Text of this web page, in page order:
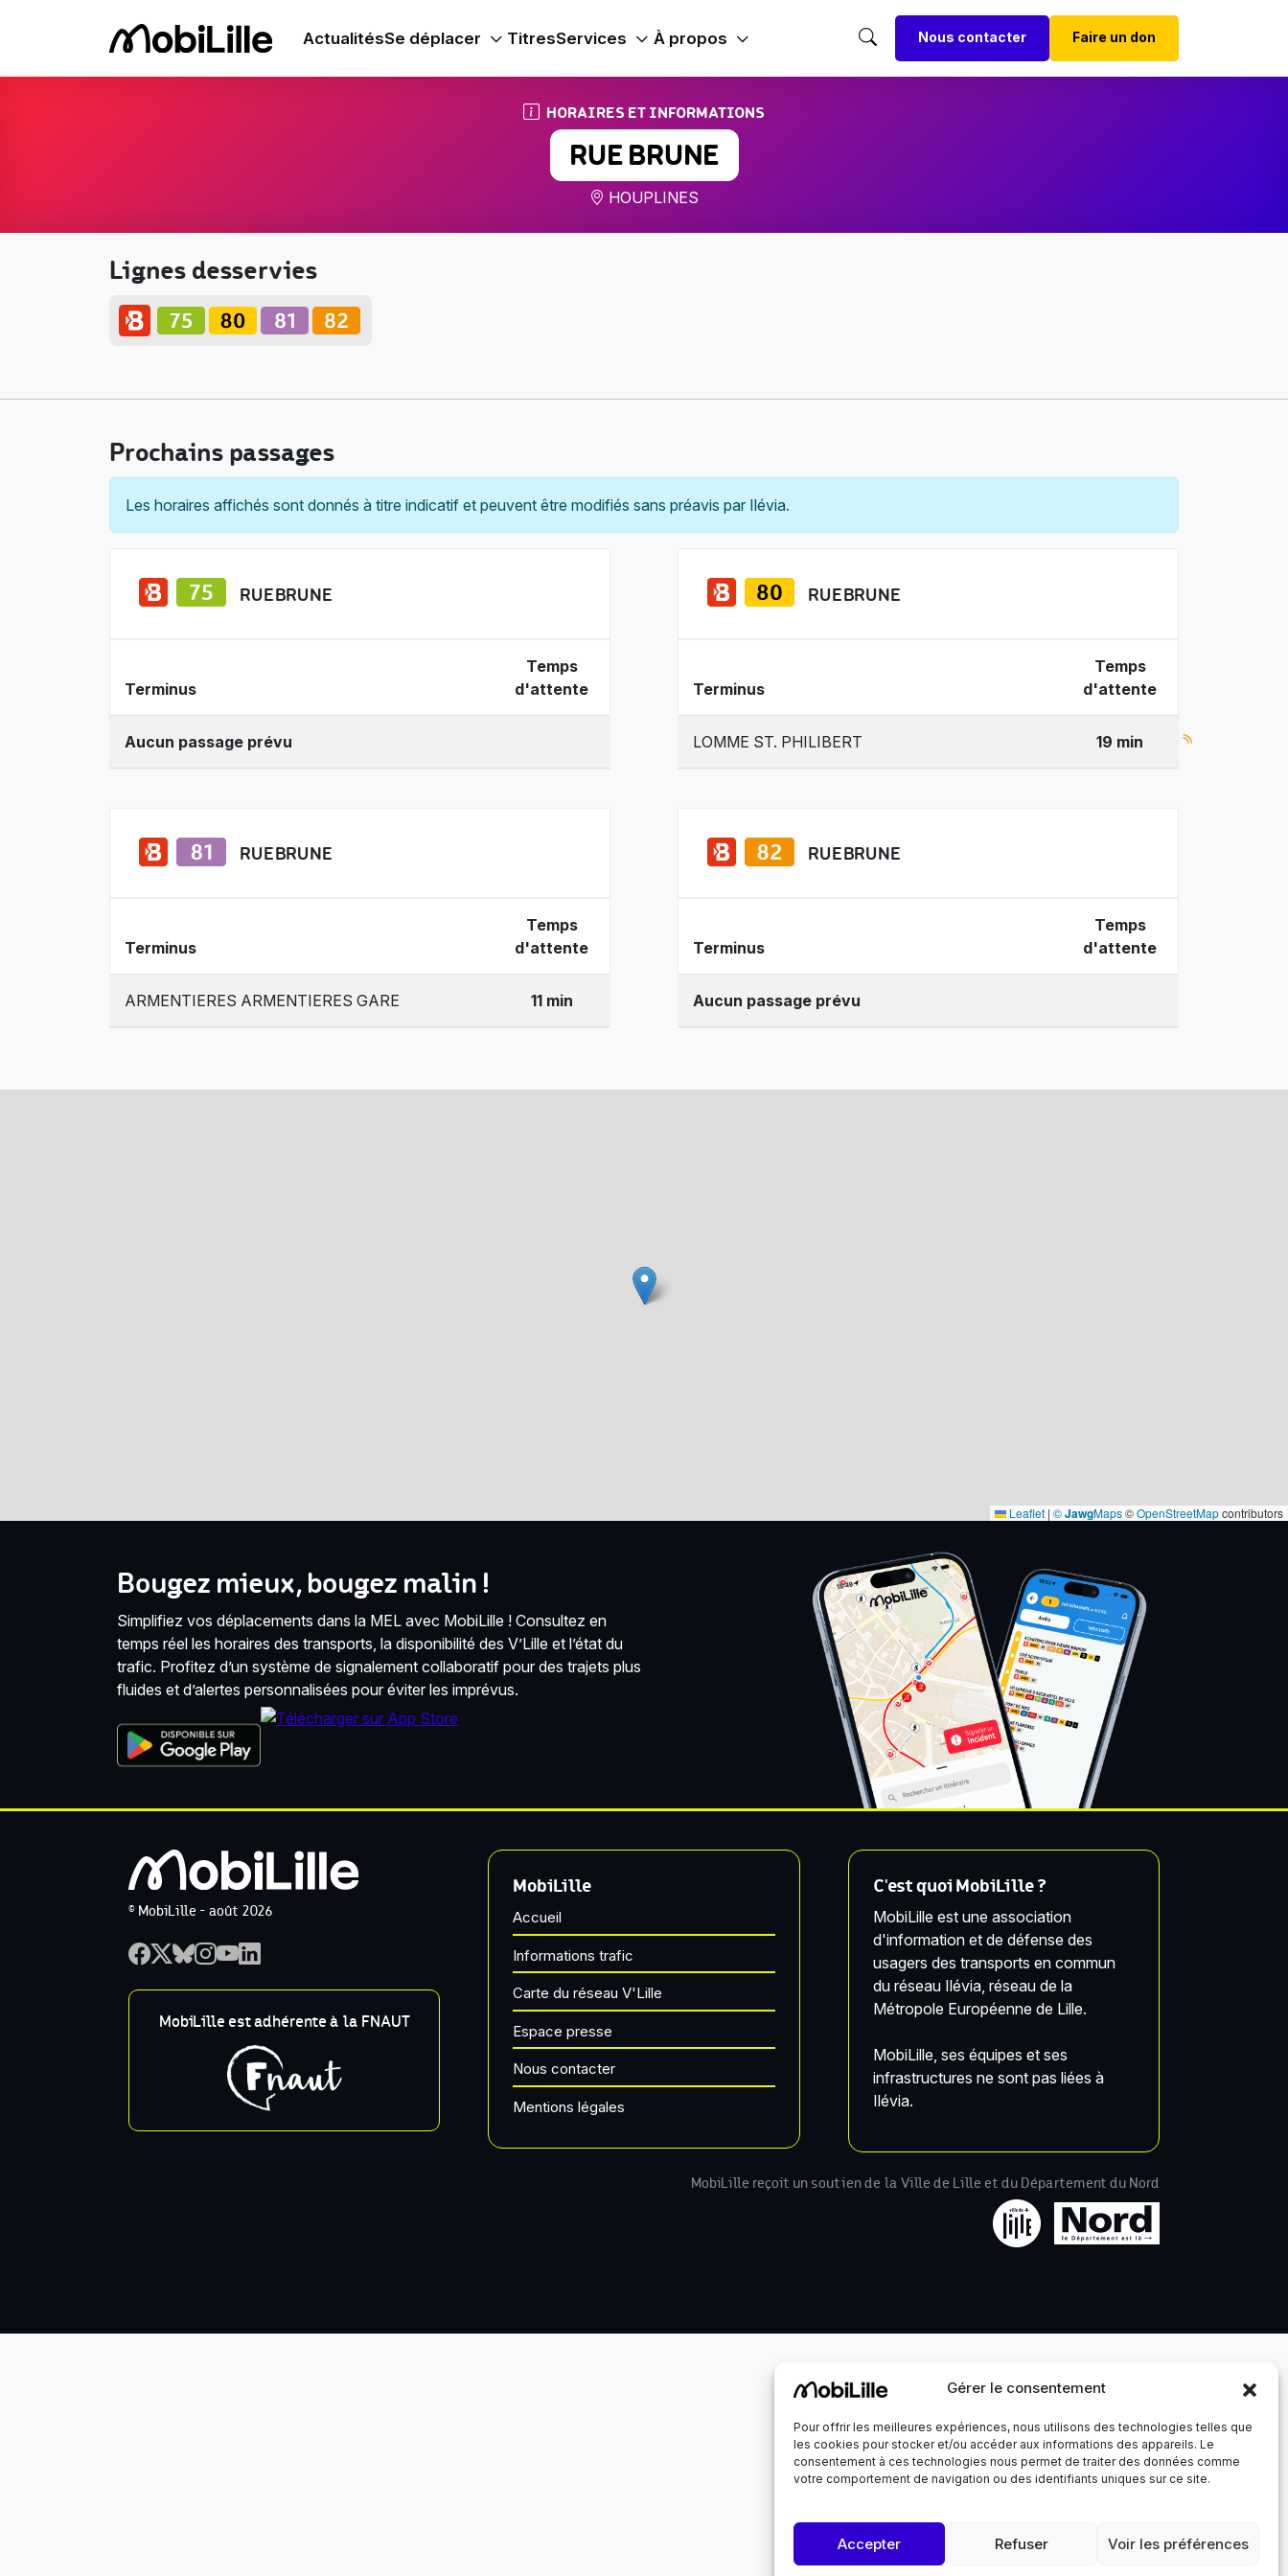
Gérer le consentement
Pour offrir les meilleures expériences, nous utilisons des technologies telles que
les cookies pour stocker et/ou accéder aux informations des appareils. Le
consentement à ces technologies nous permet de traiter des données comme
votre comportement de navigation ou des identifiants uniques sur ce site.
Accepter Refuser Voir les préférences
ActualitésSe déplacer TitresServices À propos Nous contacter Faire un don
HORAIRES ET INFORMATIONS
RUE BRUNE
HOUPLINES
Lignes desservies
Prochains passages
Les horaires affichés sont donnés à titre indicatif et peuvent être modifiés sans préavis par Ilévia.
RUE BRUNE
Terminus
Temps
d'attente
Aucun passage prévu
RUE BRUNE
Terminus
Temps
d'attente
LOMME ST. PHILIBERT 19 min
RUE BRUNE
Terminus
Temps
d'attente
ARMENTIERES ARMENTIERES GARE 11 min
RUE BRUNE
Terminus
Temps
d'attente
Aucun passage prévu
Leaflet | ©JawgMaps©OpenStreetMapcontributors
Bougez mieux, bougez malin !
Simplifiez vos déplacements dans la MEL avec MobiLille ! Consultez en
temps réel les horaires des transports, la disponibilité des V’Lille et l’état du
trafic. Profitez d’un système de signalement collaboratif pour des trajets plus
fluides et d’alertes personnalisées pour éviter les imprévus.
© MobiLille - août 2026
MobiLille est adhérente à la FNAUT
MobiLille
Accueil
Informations trafic
Carte du réseau V'Lille
Espace presse
Nous contacter
Mentions légales
C'est quoi MobiLille ?
MobiLille est une association
d'information et de défense des
usagers des transports en commun
du réseau Ilévia, réseau de la
Métropole Européenne de Lille.
MobiLille, ses équipes et ses
infrastructures ne sont pas liées à
Ilévia.
MobiLille reçoit un soutien de la Ville de Lille et du Département du Nord